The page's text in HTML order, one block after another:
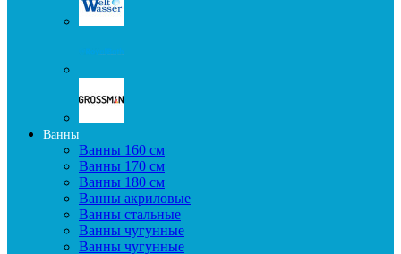
Ванны
Ванны 160 см
Ванны 170 см
Ванны 180 см
Ванны акриловые
Ванны стальные
Ванны чугунные
Ванны чугунные